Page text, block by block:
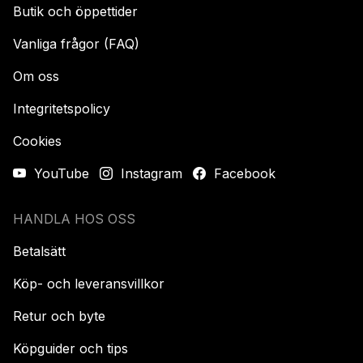
Butik och öppettider
Vanliga frågor (FAQ)
Om oss
Integritetspolicy
Cookies
YouTube
Instagram Facebook
HANDLA HOS OSS
Betalsätt
Köp- och leveransvillkor
Retur och byte
Köpguider och tips